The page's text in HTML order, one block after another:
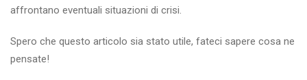
affrontano eventuali situazioni di crisi.
Spero che questo articolo sia stato utile, fateci sapere cosa ne
pensate!